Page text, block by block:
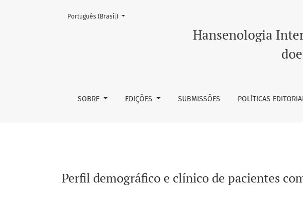
Perfil demográfico e clínico de pacientes com reações
Hansenologia
SOBRE EDIÇÕES SUBMISSÕES POLÍTICAS
Mudar o idioma. O atual é:
Português (Brasil)
Perfil demográfico e clínico de pacientes